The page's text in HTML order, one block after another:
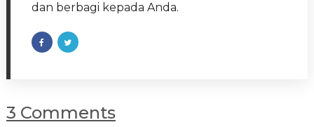
dan berbagi kepada Anda.
3 Comments